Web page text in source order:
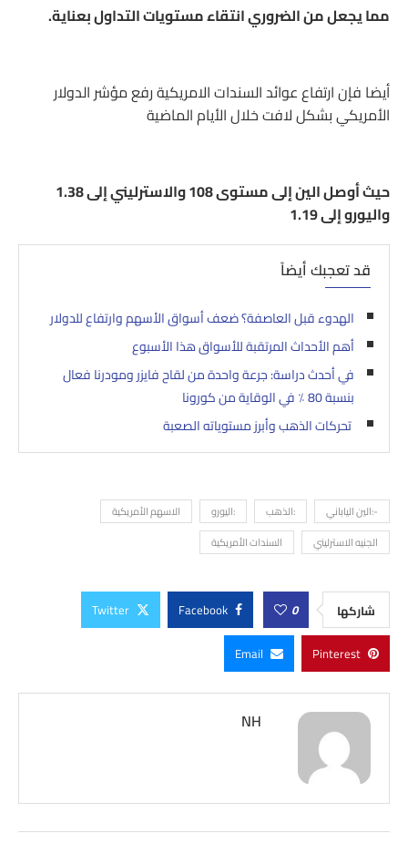
مما يجعل من الضروري انتقاء مستويات التداول بعناية.
أيضا فإن ارتفاع عوائد السندات الامريكية رفع مؤشر الدولار
الأمريكي بشكل لافت خلال الأيام الماضية
حيث أوصل الين إلى مستوى 108 والاسترليني إلى 1.38
واليورو إلى 1.19
قد تعجبك أيضاً
الهدوء قبل العاصفة؟ ضعف أسواق الأسهم وارتفاع للدولار
أهم الأحداث المرتقبة للأسواق هذا الأسبوع
في أحدث دراسة: جرعة واحدة من لقاح فايزر ومودرنا فعال
بنسبة 80 ٪ في الوقاية من كورونا
تحركات الذهب وأبرز مستوياته الصعبة
-:الين الياباني :الذهب :اليورو
الاسهم الأمريكية
الجنيه الاسترليني
السندات الأمريكية
شاركها 0
Facebook
Twitter
Pinterest
Email
NH